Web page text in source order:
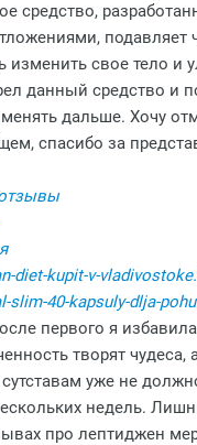
средство,
подавляет
свое тело и
данный средство и
дальше. Хочу
спасибо за
diet-kupit-v-
slim-40-kapsuly-dlja-
первого я
творят
уже не
недель.
про лептиджен